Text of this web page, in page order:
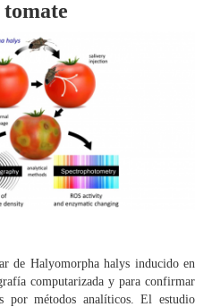
tomate
de Halyomorpha halys inducido en
computarizada y para confirmar
por métodos analíticos. El estudio